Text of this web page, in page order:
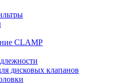
CLAMP
дисковых клапанов